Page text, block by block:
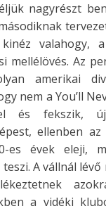
nagyrészt
kinéz valahogy,
mellélövés. Az
amerikai
nem a You’ll
és fekszik,
ellenben
es évek eleji,
A vállnál
a vidéki